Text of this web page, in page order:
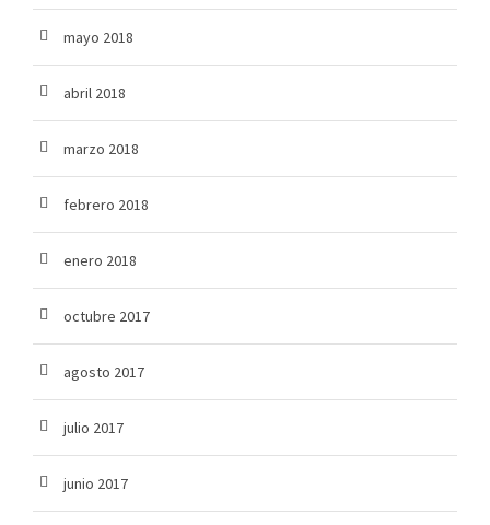
mayo 2018
abril 2018
marzo 2018
febrero 2018
enero 2018
octubre 2017
agosto 2017
julio 2017
junio 2017